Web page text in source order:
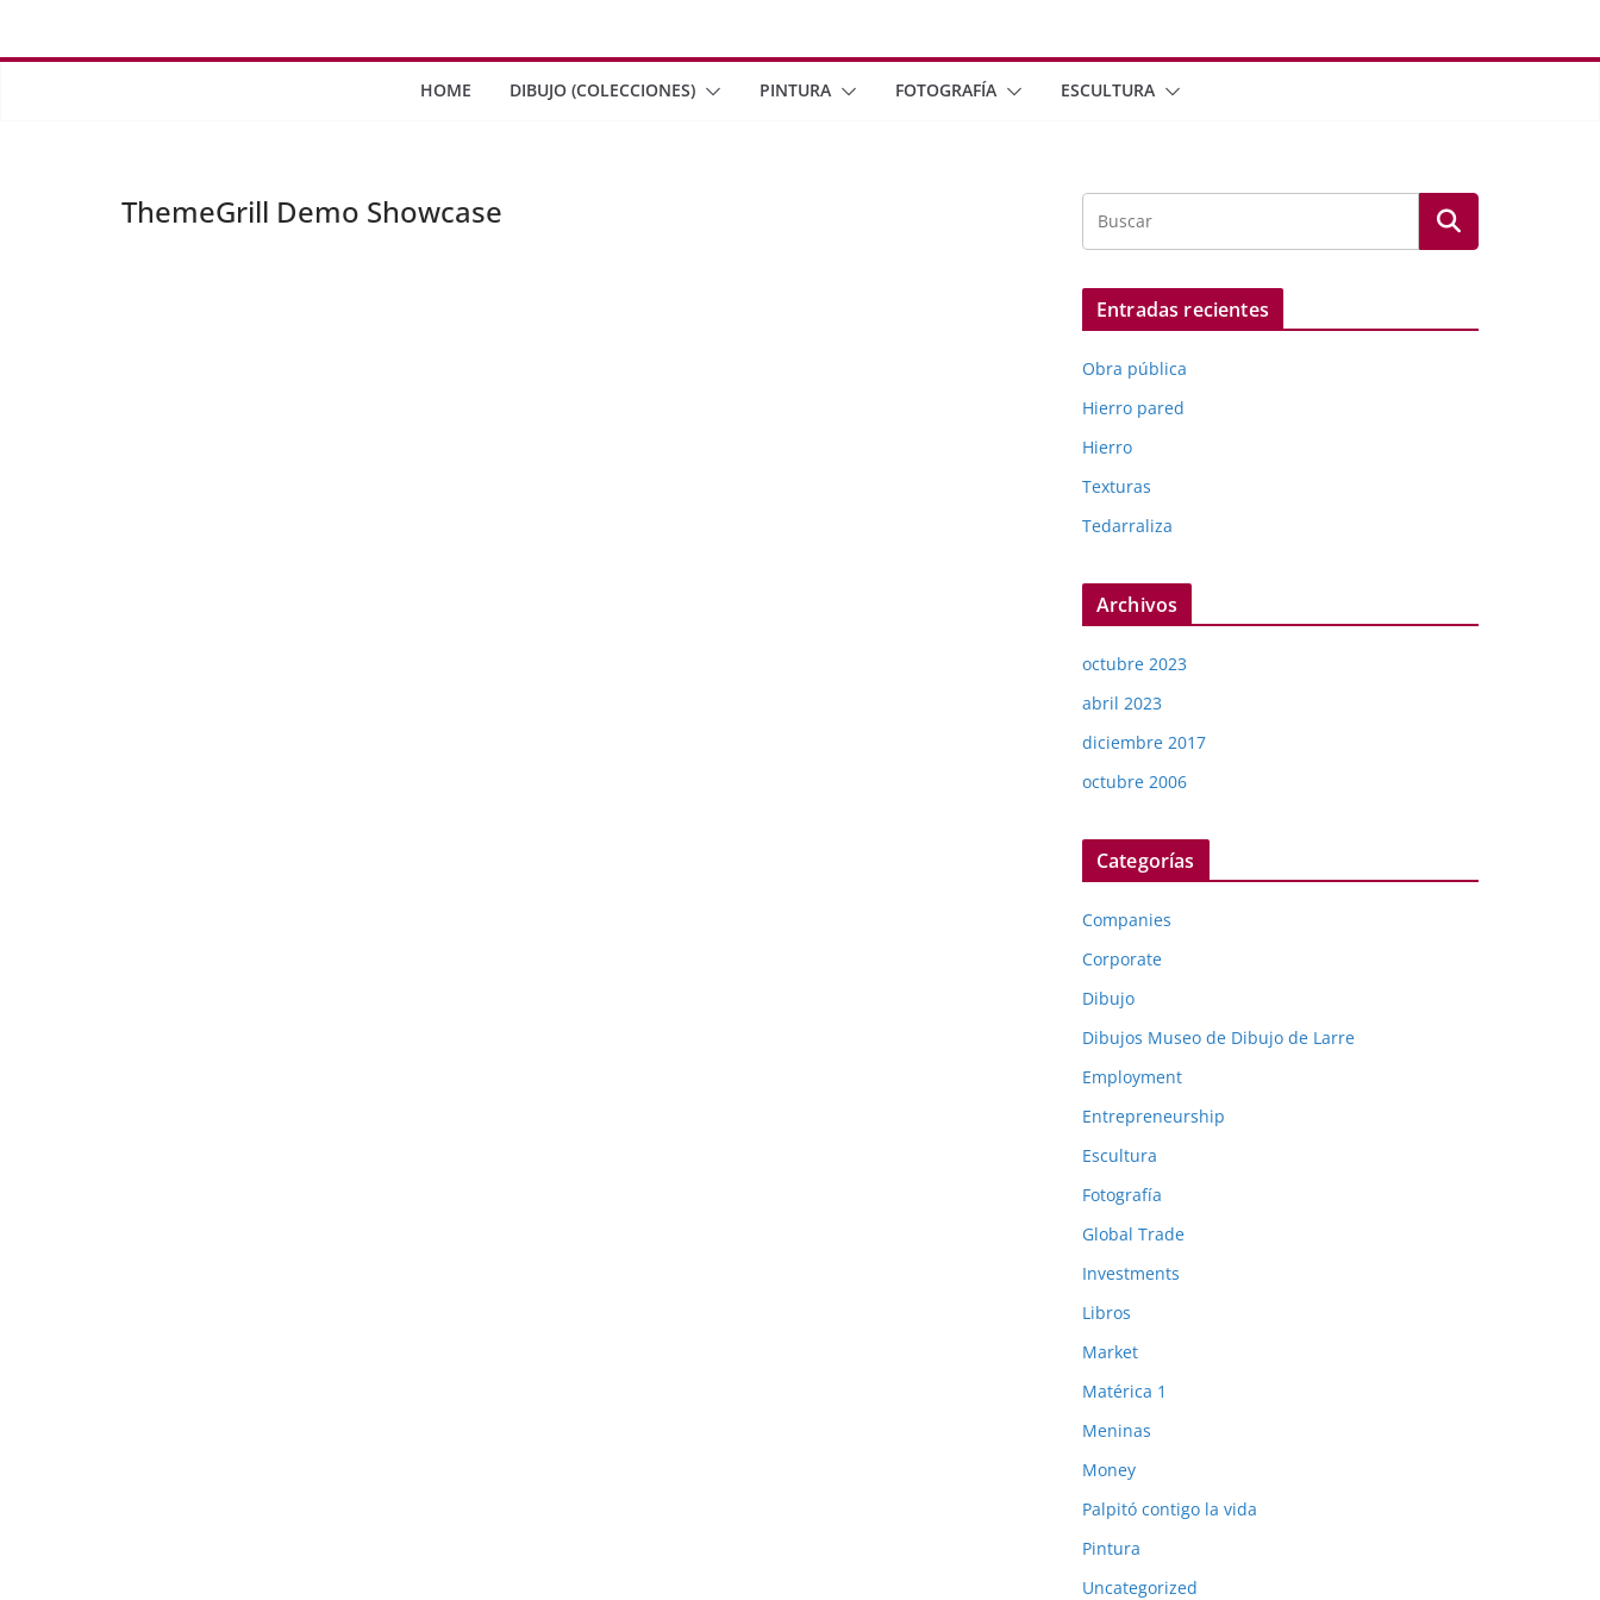
HOME DIBUJO (COLECCIONES) PINTURA FOTOGRAFÍA ESCULTURA
ThemeGrill Demo Showcase
Entradas recientes
Obra pública
Hierro pared
Hierro
Texturas
Tedarraliza
Archivos
octubre 2023
abril 2023
diciembre 2017
octubre 2006
Categorías
Companies
Corporate
Dibujo
Dibujos Museo de Dibujo de Larre
Employment
Entrepreneurship
Escultura
Fotografía
Global Trade
Investments
Libros
Market
Matérica 1
Meninas
Money
Palpitó contigo la vida
Pintura
Uncategorized